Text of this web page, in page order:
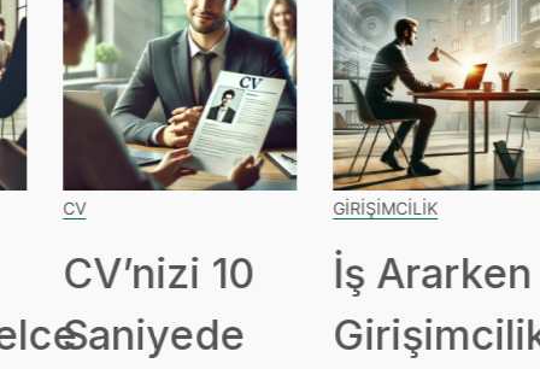
CV’nizi 10
Saniyede
GIRIŞIMCILIK
İş Ararken
Girişimcilik